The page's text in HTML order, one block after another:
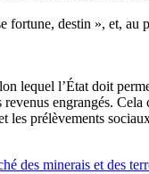
destin », et, au
lequel l’État doit
engrangés. Cela
prélèvements
des minerais et des